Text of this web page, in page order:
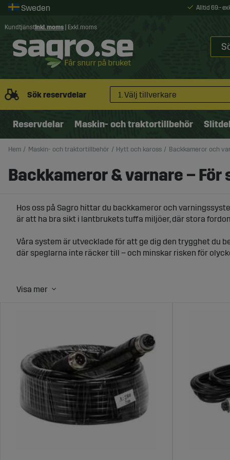
Alltid 69:-
Kundtjänst Inkl. moms Exkl. moms
Sök reservdelar 1. Välj tillverkare
Reservdelar Maskin- och traktortillbehör
Hem Maskin- och traktortillbehör Hytt och kaross Backkameror och
Backkameror & varnare –
Hos oss på Sagro hittar du backkameror och
är att ha bra sikt i lantbrukets tuffa miljöer, där stora
Våra system är utvecklade för att ge dig den trygghet du
där speglarna inte räcker till – och minskar risken för
Backkamera till traktor – Tryggare
Systemen är anpassade för 12V och 24V, och fungerar
Trådlös kamera till hästtransport och
För dig som kör med hästtransport eller släp erbjuder vi
händer i lastutrymmet under färd, och kan backa mot